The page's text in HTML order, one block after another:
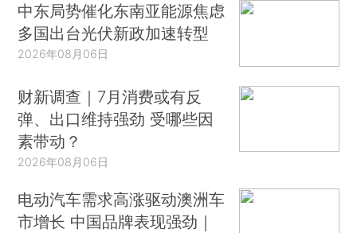
中东局势催化东南亚能源焦虑
多国出台光伏新政加速转型
2026年08月06日
财新调查｜7月消费或有反
弹、出口维持强劲 受哪些因
素带动？
2026年08月06日
电动汽车需求高涨驱动澳洲车
市增长 中国品牌表现强劲｜